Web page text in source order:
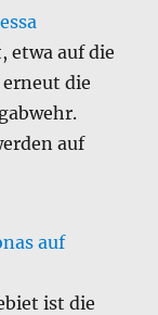
etwa auf die
die
auf
auf
ist die